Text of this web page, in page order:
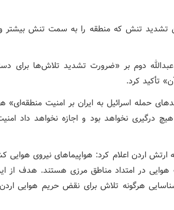
تشدید تنش که منطقه را به سمت تنش بیشتر
دوم بر «ضرورت تشدید تلاش‌ها برای
تأکید کرد.
حمله اسرائیل به ایران بر امنیت منطقه‌ای»
درگیری نخواهد بود و اجازه نخواهد داد
اردن اعلام کرد: هواپیماهای نیروی هوایی
در امتداد مناطق مرزی هستند. هدف از
هرگونه تلاش برای نقض حریم هوایی